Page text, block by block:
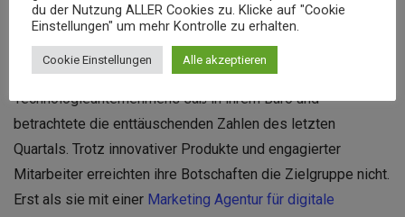
Die Geschäftsführerin eines mittelständischen
Technologieunternehmens saß in ihrem Büro und
betrachtete die enttäuschenden Zahlen des letzten
Quartals. Trotz innovativer Produkte und engagierter
Mitarbeiter erreichten ihre Botschaften die Zielgruppe nicht.
Erst als sie mit einer Marketing Agentur für digitale
du der Nutzung ALLER Cookies zu. Klicke auf "Cookie
Einstellungen" um mehr Kontrolle zu erhalten.
Cookie Einstellungen Alle akzeptieren